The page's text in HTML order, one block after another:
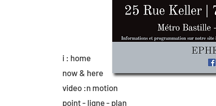
i : home
now & here
video :n motion
point - ligne - plan